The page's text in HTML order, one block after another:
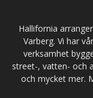
Hallifornia
Varberg. Vi har
verksamhet
street-, vatten- och
och mycket mer.